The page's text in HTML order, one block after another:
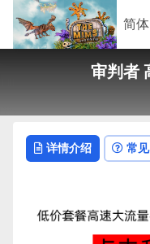
审判者
详情介绍 常